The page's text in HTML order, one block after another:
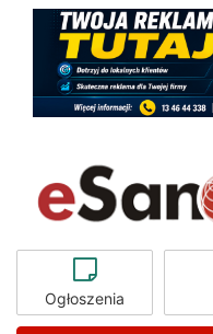
Ogłoszenia